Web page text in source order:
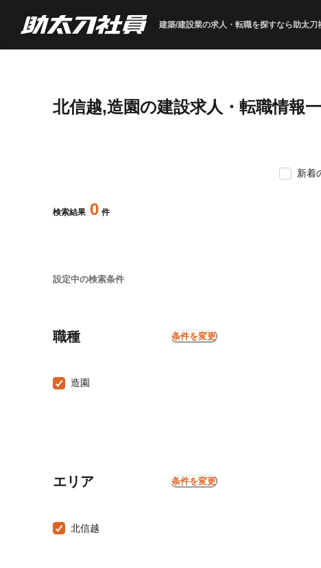
建築/建設業の求人・転職を探すなら助太刀
北信越,造園の建設求人・転職情報
検索結果 0 件
設定中の検索条件
職種 条件を変更
造園
エリア 条件を変更
北信越
新着